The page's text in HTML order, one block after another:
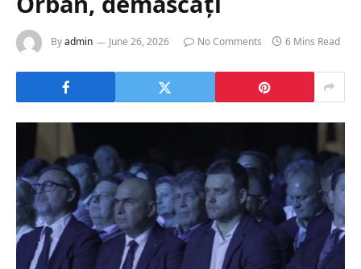
Byadmin June 26, 2026 No Comments 6 Mins Read